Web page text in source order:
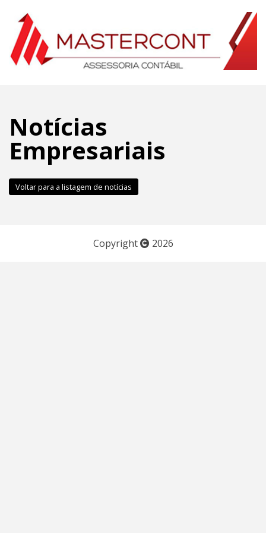
Notícias
Empresariais
Voltar para a listagem de notícias
Copyright 2026